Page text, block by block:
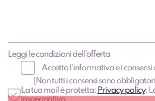
Leggi le condizioni dell'offerta
Accetto l'informativa e i consensi
(Non tutti i consensi sono
La tua mail è protetta: Privacy policy.
impegnativa.